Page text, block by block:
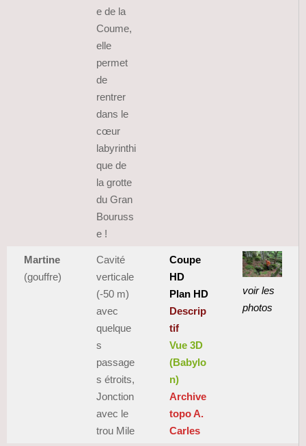
e de la
Coume,
elle
permet
de
rentrer
dans le
cœur
labyrinthi
que de
la grotte
du Gran
Bouruss
e !
Martine
(gouffre)
Cavité
verticale
(-50 m)
avec
quelque
s
passage
s étroits,
Jonction
avec le
trou Mile
Coupe
HD
Plan HD
Descrip
tif
Vue 3D
(Babylo
n)
Archive
topo A.
Carles
voir les
photos